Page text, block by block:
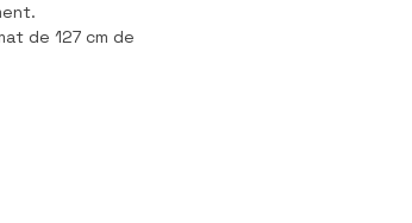
de 127 cm de